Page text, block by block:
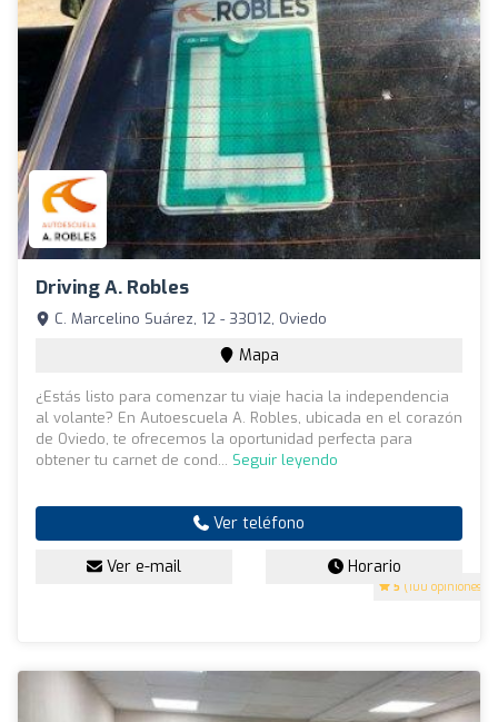
Driving A. Robles
5 (100 opiniones)
C. Marcelino Suárez, 12 - 33012, Oviedo
Mapa
¿Estás listo para comenzar tu viaje hacia la independencia
al volante? En Autoescuela A. Robles, ubicada en el corazón
de Oviedo, te ofrecemos la oportunidad perfecta para
obtener tu carnet de cond... Seguir leyendo
Ver teléfono
Ver e-mail Horario